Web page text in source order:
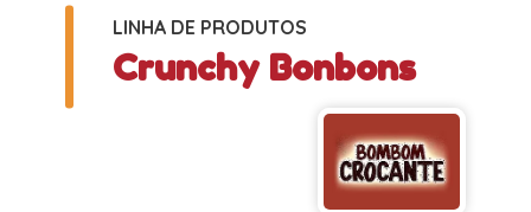
LINHA DE PRODUTOS
Crunchy Bonbons